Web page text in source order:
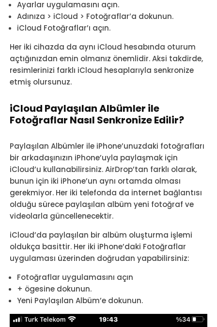
Ayarlar uygulamasını açın.
Adınıza > iCloud > Fotoğraflar’a dokunun.
iCloud Fotoğraflar’ı açın.
Her iki cihazda da aynı iCloud hesabında oturum
açtığınızdan emin olmanız önemlidir. Aksi takdirde,
resimlerinizi farklı iCloud hesaplarıyla senkronize
etmiş olursunuz.
iCloud Paylaşılan Albümler ile
Fotoğraflar Nasıl Senkronize Edilir?
Paylaşılan Albümler ile iPhone’unuzdaki fotoğrafları
bir arkadaşınızın iPhone’uyla paylaşmak için
iCloud’u kullanabilirsiniz. AirDrop’tan farklı olarak,
bunun için iki iPhone’un aynı ortamda olması
gerekmiyor. Her iki telefonda da internet bağlantısı
olduğu sürece paylaşılan albüm yeni fotoğraf ve
videolarla güncellenecektir.
iCloud’da paylaşılan bir albüm oluşturma işlemi
oldukça basittir. Her iki iPhone’daki Fotoğraflar
uygulaması üzerinden doğrudan yapabilirsiniz:
Fotoğraflar uygulamasını açın
+ ögesine dokunun.
Yeni Paylaşılan Albüm’e dokunun.